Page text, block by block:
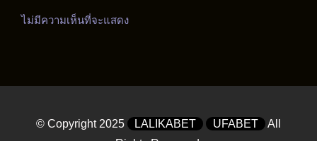
ไม่มีความเห็นที่จะแสดง
© Copyright 2025 LALIKABET UFABET
All